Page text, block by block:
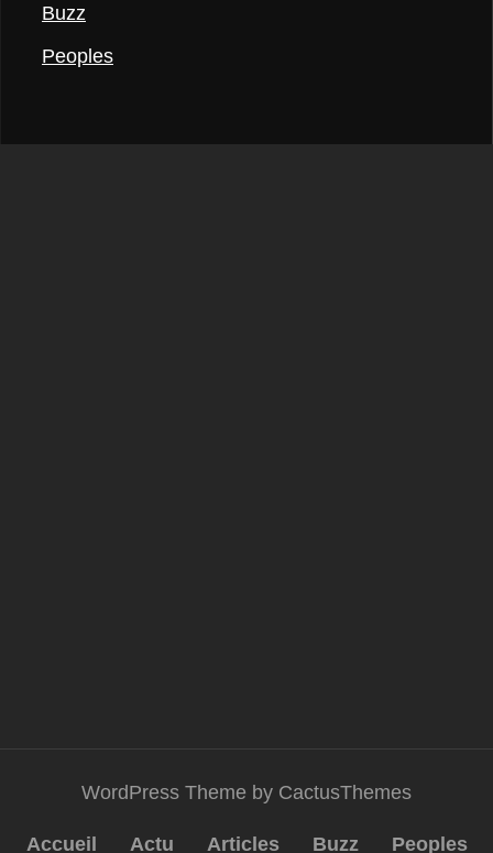
Buzz
Peoples
WordPress Theme by CactusThemes
Accueil Actu Articles Buzz Peoples